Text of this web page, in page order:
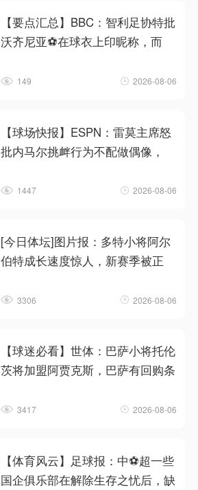
【要点汇总】BBC：智利足协特批
沃齐尼亚⚽在球衣上印昵称，而
149 2026-08-06
【球场快报】ESPN：雷莫主席怒
批内马尔挑衅行为不配做偶像，
1447 2026-08-06
[今日体坛]图片报：多特小将阿尔
伯特成长速度惊人，新赛季被正
3306 2026-08-06
【球迷必看】世体：巴萨小将托伦
茨将加盟阿贾克斯，巴萨有回购条
3417 2026-08-06
【体育风云】足球报：中⚽超一些
国企俱乐部在解除生存之忧后，缺